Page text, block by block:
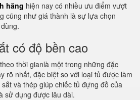
hãng hiện nay có nhiều ưu điểm vượt
cũng như giá thành là sự lựa chọn
có độ bền cao
thời gianlà một trong những đặc
rõ nhất, đặc biệt so với loại tủ được làm
và thép giúp chiếc tủ đựng đồ của
sử dụng được lâu dài.